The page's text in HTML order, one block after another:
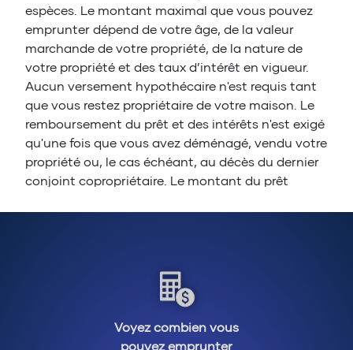
espèces. Le montant maximal que vous pouvez
emprunter dépend de votre âge, de la valeur
marchande de votre propriété, de la nature de
votre propriété et des taux d’intérêt en vigueur.
Aucun versement hypothécaire n'est requis tant
que vous restez propriétaire de votre maison. Le
remboursement du prêt et des intérêts n'est exigé
qu'une fois que vous avez déménagé, vendu votre
propriété ou, le cas échéant, au décès du dernier
conjoint copropriétaire. Le montant du prêt
un notaire avant de vous accorder un prêt
hypothécaire inversé afin de s'assurer que vous
comprenez bien les conditions du prêt. Le prêteur
ne peut jamais vous forcer à vendre votre maison
Voyez combien vous
pouvez emprunter